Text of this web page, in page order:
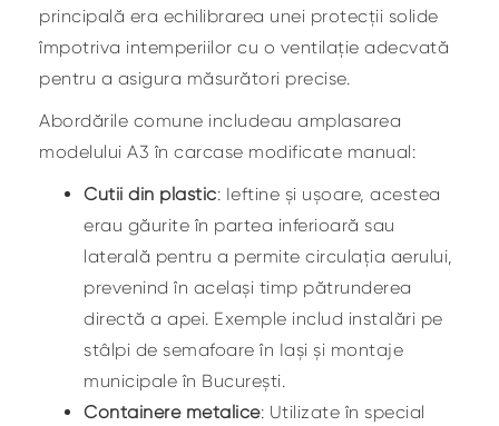
principală era echilibrarea unei protecții solide
împotriva intemperiilor cu o ventilație adecvată
pentru a asigura măsurători precise.
Abordările comune includeau amplasarea
modelului A3 în carcase modificate manual:
Cutii din plastic: Ieftine și ușoare, acestea
erau găurite în partea inferioară sau
laterală pentru a permite circulația aerului,
prevenind în același timp pătrunderea
directă a apei. Exemple includ instalări pe
stâlpi de semafoare în Iași și montaje
municipale în București.
Containere metalice: Utilizate în special